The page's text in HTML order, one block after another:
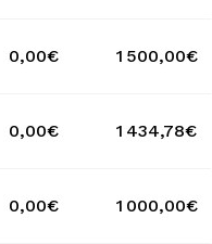
0,00€ 1 500,00€
0,00€ 1 434,78€
0,00€ 1 000,00€